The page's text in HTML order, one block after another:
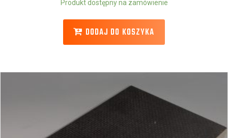
Produkt dostępny na zamówienie
DODAJ DO KOSZYKA